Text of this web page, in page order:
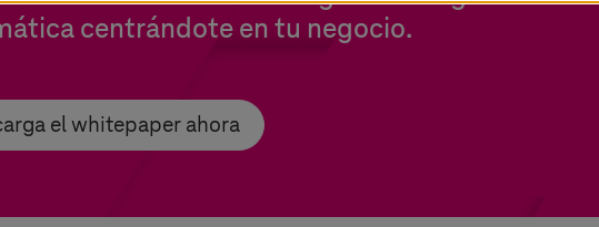
centrándote en tu negocio.
el whitepaper ahora